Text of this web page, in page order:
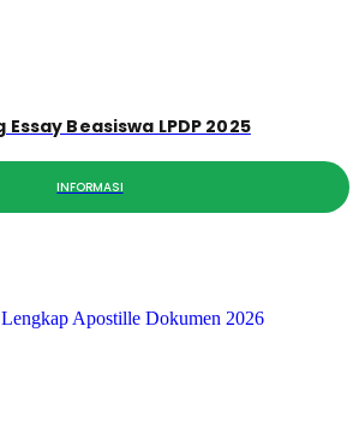
Beasiswa LPDP 2025
INFORMASI